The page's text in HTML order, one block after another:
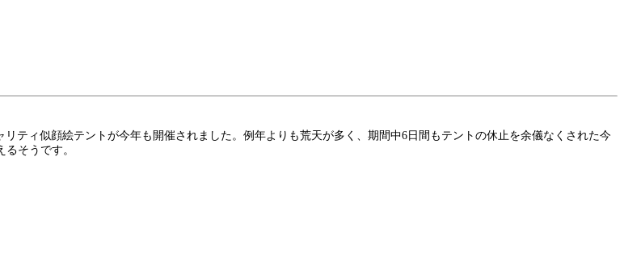
ティ似顔絵テントが今年も開催されました。例年よりも荒天が多く、期間中6日間もテントの休止を余儀なくされた今
そうです。